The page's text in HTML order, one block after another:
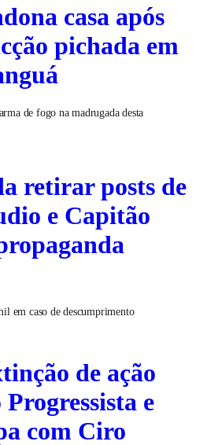
casa após
pichada em
de fogo na madrugada desta
retirar posts de
e Capitão
em caso de descumprimento
de ação
e
com Ciro